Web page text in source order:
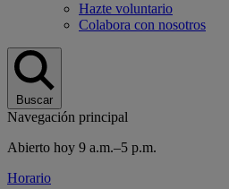
Hazte voluntario
Colabora con nosotros
Buscar
Navegación principal
Abierto hoy 9 a.m.–5 p.m.
Horario